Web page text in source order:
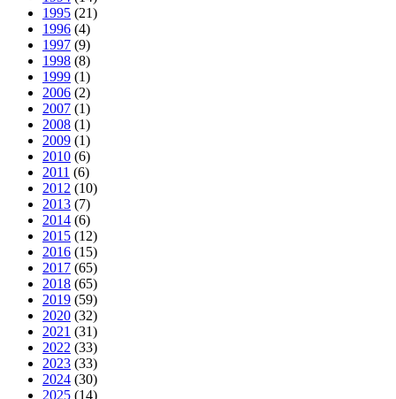
1995 (21)
1996 (4)
1997 (9)
1998 (8)
1999 (1)
2006 (2)
2007 (1)
2008 (1)
2009 (1)
2010 (6)
2011 (6)
2012 (10)
2013 (7)
2014 (6)
2015 (12)
2016 (15)
2017 (65)
2018 (65)
2019 (59)
2020 (32)
2021 (31)
2022 (33)
2023 (33)
2024 (30)
2025 (14)